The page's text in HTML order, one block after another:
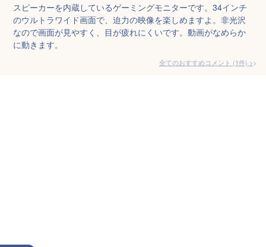
スピーカーを内蔵しているゲーミングモニターです。34インチ
のウルトラワイド画面で、迫力の映像を楽しめますよ。非光沢
なので画面が見やすく、目が疲れにくいです。動画がなめらか
に動きます。
全てのおすすめコメント (1件) >